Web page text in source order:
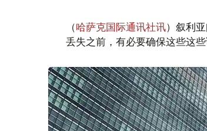
（哈萨克国际通讯社讯）叙利
丢失之前，有必要确保这些这些